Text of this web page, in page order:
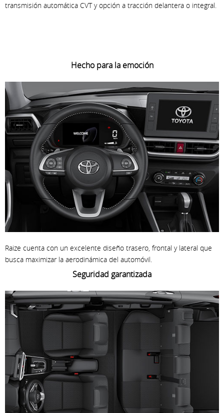
transmisión automática CVT y opción a tracción delantera o integral.
Hecho para la emoción
Raize cuenta con un excelente diseño trasero, frontal y lateral que
busca maximizar la aerodinámica del automóvil.
Seguridad garantizada